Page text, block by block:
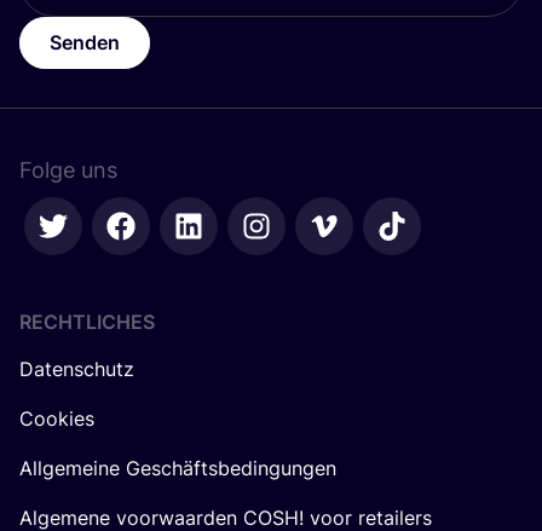
Senden
Folge uns
RECHTLICHES
Datenschutz
Cookies
Allgemeine Geschäftsbedingungen
Algemene voorwaarden COSH! voor retailers